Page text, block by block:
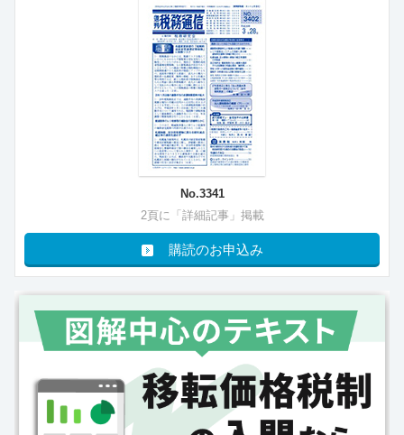
No.3341
2頁に「詳細記事」掲載
購読のお申込み